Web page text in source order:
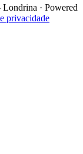
· Powered
privacidade